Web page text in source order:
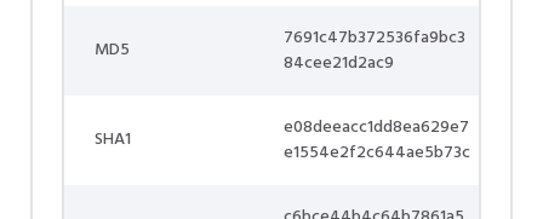
MD5
7691c47b372536fa9bc3
84cee21d2ac9
SHA1
e08deeacc1dd8ea629e7
e1554e2f2c644ae5b73c